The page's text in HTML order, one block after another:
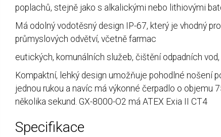
poplachů, stejně jako s alkalickými nebo lithiovými
Má odolný vodotěsný design IP-67, který je vhodný
průmyslových odvětví, včetně farmac
eutických, komunálních služeb, čištění odpadních
Kompaktní, lehký design umožňuje pohodlné nošení
jednou rukou a navíc má výkonné čerpadlo o
několika sekund. GX-8000-O2 má ATEX Exia II CT4
Specifikace